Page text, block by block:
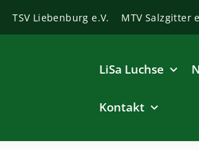
TSV Liebenburg e.V. MTV Salzgitter
LiSa Luchse
Kontakt